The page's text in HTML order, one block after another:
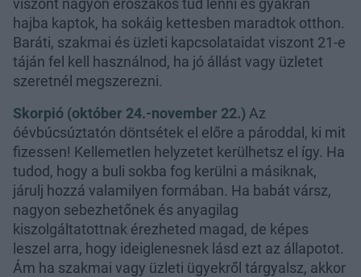
viszont nagyon erőszakos tud lenni és gyakran
hajba kaptok, ha sokáig kettesben maradtok otthon.
Baráti, szakmai és üzleti kapcsolataidat viszont 21-e
táján fel kell használnod, ha jó állást vagy üzletet
szeretnél megszerezni.
Skorpió (október 24.-november 22.) Az
óévbúcsúztatón döntsétek el előre a pároddal, ki mit
fizessen! Kellemetlen helyzetet kerülhetsz el így. Ha
tudod, hogy a buli sokba fog kerülni a másiknak,
járulj hozzá valamilyen formában. Ha babát vársz,
nagyon sebezhetőnek és anyagilag
kiszolgáltatottnak érezheted magad, de képes
leszel arra, hogy ideiglenesnek lásd ezt az állapotot.
Ám ha szakmai vagy üzleti ügyekről tárgyalsz, akkor